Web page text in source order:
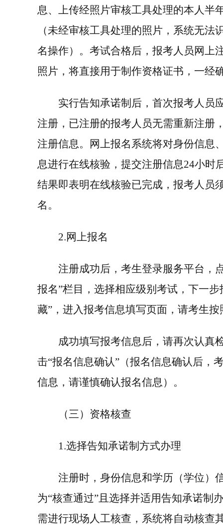
息、上传经照片审核工具处理的本人半
（未经审核工具处理的照片，系统无法
名操作）。考试合格后，报考人员网上
照片，将直接用于制作资格证书，一经
实行告知承诺制后，首次报考人员
注册，已注册的报考人员无需重新注册
注册信息。网上报名系统将对身份信息
息进行在线核验，提交注册信息24小时
结果即表明在线核验已完成，报考人员
名。
2.网上报名
注册成功后，考生登录服务平台，
报名”栏目，选择相应级别考试，下一步
藏”，进入报考信息填写页面，请考生
成功填写报考信息后，请再次认真
击“报名信息确认”（报名信息确认后，
信息，请谨慎确认报名信息）。
（三）资格核查
1.选择告知承诺制方式办理
注册时，身份信息和学历（学位）
为“核查通过”且选择并适用告知承诺制
需进行现场人工核查，系统将自动核查